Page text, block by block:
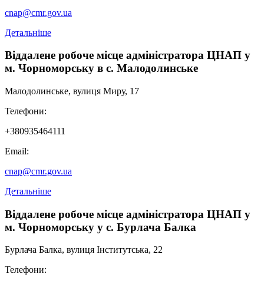
cnap@cmr.gov.ua
Детальніше
Віддалене робоче місце адміністратора ЦНАП у
м. Чорноморську в с. Малодолинське
Малодолинське, вулиця Миру, 17
Телефони:
+380935464111
Email:
cnap@cmr.gov.ua
Детальніше
Віддалене робоче місце адміністратора ЦНАП у
м. Чорноморську у с. Бурлача Балка
Бурлача Балка, вулиця Інститутська, 22
Телефони: